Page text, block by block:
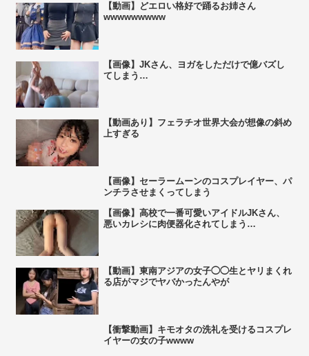
【動画】どエロい格好で踊るお姉さん
wwwwwwwww
【画像】JKさん、ヨガをしただけで億バズし
てしまう…
【動画あり】フェラチオ世界大会が想像の斜め
上すぎる
【画像】セーラームーンのコスプレイヤー、パ
ンチラさせまくってしまう
【画像】高校で一番可愛いアイドルJKさん、
悪いカレシに肉便器化されてしまう…
【動画】東南アジアの女子◯◯生とヤリまくれ
る店がマジでヤバかったんやが
【衝撃動画】キモオタの洗礼を受けるコスプレ
イヤーの女の子wwww